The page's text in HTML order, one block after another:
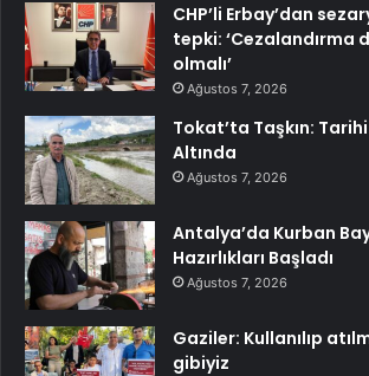
CHP’li Erbay’dan
tepki: ‘Cezalandırma
olmalı’
Ağustos 7, 2026
Tokat’ta Taşkın:
Altında
Ağustos 7, 2026
Antalya’da Kurban
Hazırlıkları Başladı
Ağustos 7, 2026
Gaziler: Kullanılıp
gibiyiz